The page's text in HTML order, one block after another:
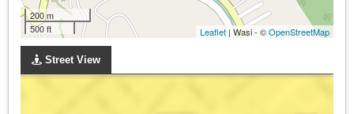
200 m
500 ft
Leaflet | Wasi - ©OpenStreetMap
Street View